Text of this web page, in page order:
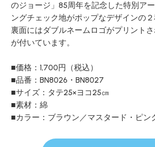
のジョージ」85周年を記念した特別ア
ングチェック地がポップなデザインの２
裏面にはダブルネームロゴがプリント
が付いています。
■価格：1,700円（税込）
■品番：BN8026・BN8027
■サイズ：タテ25×ヨコ25㎝
■素材：綿
■カラー：ブラウン／マスタード・ピン